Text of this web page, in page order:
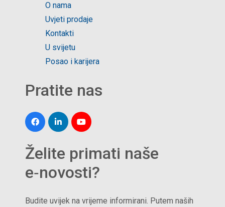
O nama
Uvjeti prodaje
Kontakti
U svijetu
Posao i karijera
Pratite nas
Želite primati naše
e‑novosti?
Budite uvijek na vrijeme informirani. Putem naših